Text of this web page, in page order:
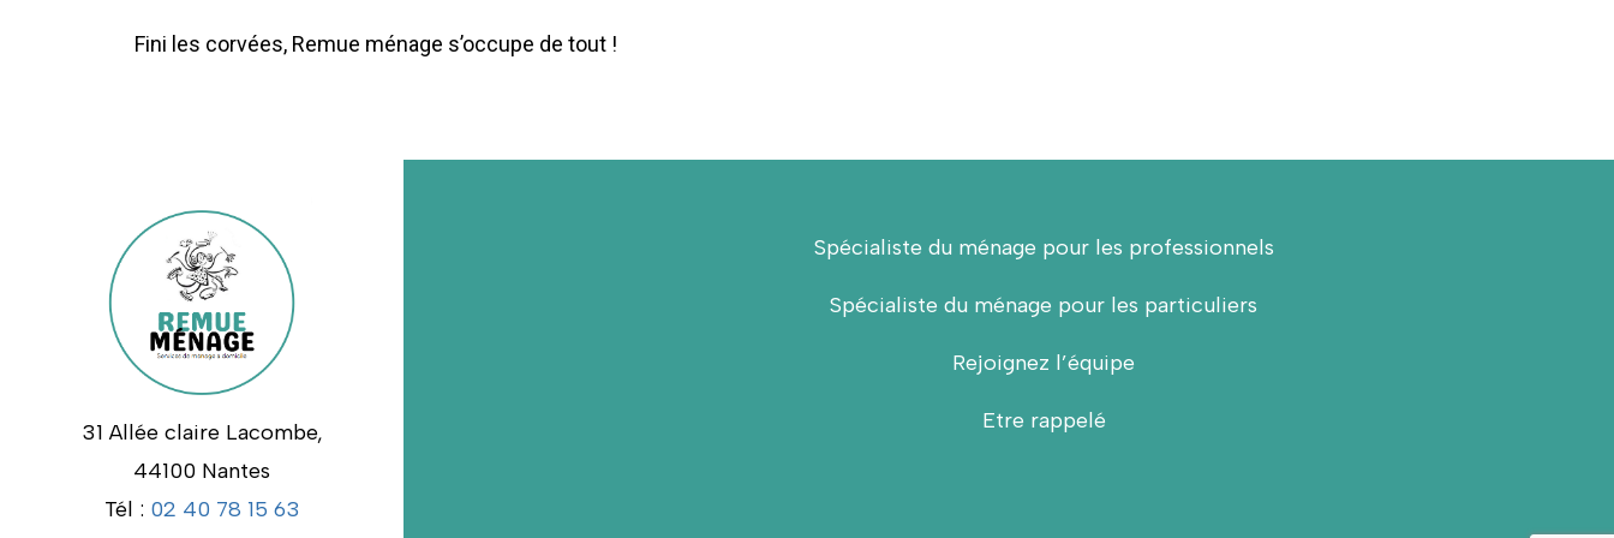
Fini les corvées, Remue ménage s’occupe de tout !
31 Allée claire Lacombe,
44100 Nantes
Tél : 02 40 78 15 63
Spécialiste du ménage pour les professionnels
Spécialiste du ménage pour les particuliers
Rejoignez l’équipe
Etre rappelé